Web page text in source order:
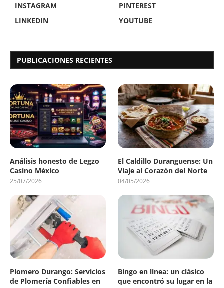
INSTAGRAM
PINTEREST
LINKEDIN
YOUTUBE
PUBLICACIONES RECIENTES
Análisis honesto de Legzo
Casino México
25/07/2026
El Caldillo Duranguense: Un
Viaje al Corazón del Norte
04/05/2026
Plomero Durango: Servicios
de Plomería Confiables en
Bingo en línea: un clásico
que encontró su lugar en la